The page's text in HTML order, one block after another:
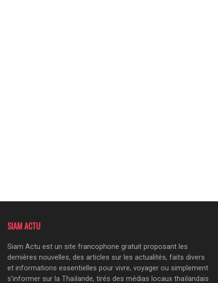
SIAM ACTU
Siam Actu est un site francophone gratuit proposant les
dernières nouvelles, des articles sur les actualités, faits divers
et informations essentielles pour vivre, voyager ou simplement
s'informer sur la Thaïlande, tirés des médias locaux thaïlandais